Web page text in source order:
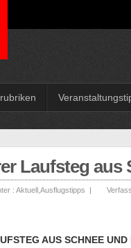
Laufsteg aus
: Aktuell Ausflugstipps |
AUS SCHNEE UND